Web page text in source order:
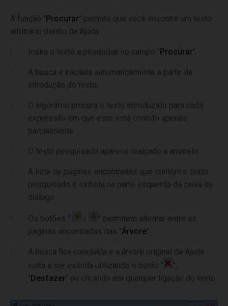
A função "Procurar" permite que você encontre um texto
arbitrário dentro da Ajuda.
Insira o texto a pesquisar no campo "Procurar".
A busca é iniciada automaticamente a partir da
introdução do texto.
O algoritmo procura o texto introduzido para cada
expressão em que este está contido apenas
parcialmente.
O texto pesquisado aparece realçado a amarelo.
A lista de páginas encontradas que contêm o texto
pesquisado é exibida na parte esquerda da caixa de
diálogo
Os botões " /
" permitem alternar entre as
páginas encontradas das "Árvore".
A busca fica concluída e a árvore original da Ajuda
volta a ser exibida utilizando o botão "
",
"Desfazer" ou clicando em qualquer ligação do texto.